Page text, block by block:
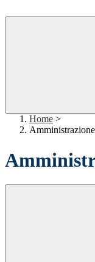
Home >